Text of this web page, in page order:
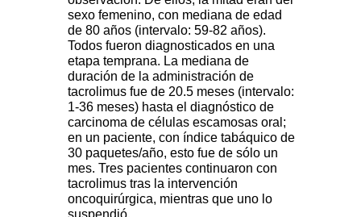
sexo femenino, con mediana de edad
de 80 años (intervalo: 59-82 años).
Todos fueron diagnosticados en una
etapa temprana. La mediana de
duración de la administración de
tacrolimus fue de 20.5 meses (intervalo:
1-36 meses) hasta el diagnóstico de
carcinoma de células escamosas oral;
en un paciente, con índice tabáquico de
30 paquetes/año, esto fue de sólo un
mes. Tres pacientes continuaron con
tacrolimus tras la intervención
oncoquirúrgica, mientras que uno lo
suspendió.